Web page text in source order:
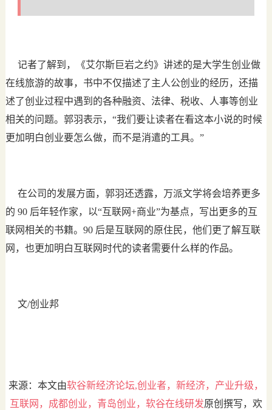
记者了解到，《艾尔斯巨岩之约》讲述的是大学生创业做
在线旅游的故事，书中不仅描述了主人公创业的经历，还描
述了创业过程中遇到的各种融资、法律、税收、人事等创业
相关的问题。郭羽表示，“我们要让读者在看这本小说的时候
更加明白创业要怎么做，而不是消遣的工具。”
在公司的发展方面，郭羽还透露，万派文学将会培养更多
的 90 后年轻作家，以“互联网+商业”为基点，写出更多的互
联网相关的书籍。90 后是互联网的原住民，他们更了解互联
网，也更加明白互联网时代的读者需要什么样的作品。
文/创业邦
来源：本文由软谷新经济论坛,创业者，新经济，产业升级，
互联网，成都创业，青岛创业，软谷在线研发原创撰写，欢